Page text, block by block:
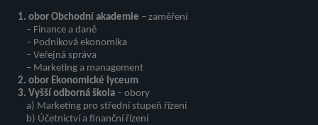
1. obor Obchodní akademie – zaměření
– Finance a daně
– Podniková ekonomika
– Veřejná správa
– Marketing a management
2. obor Ekonomické lyceum
3. Vyšší odborná škola – obory
a) Marketing pro střední stupeň řízení
b) Účetnictví a finanční řízení